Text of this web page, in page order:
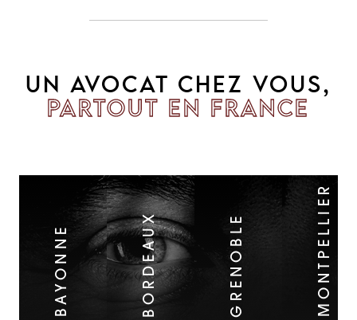
UN AVOCAT CHEZ VOUS,
PARTOUT EN FRANCE
BAYONNE BORDEAUX GRENOBLE MONTPELLIER